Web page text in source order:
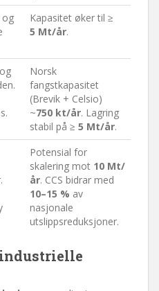
og
Kapasitet øker til ≥
5 Mt/år.
Norsk
fangstkapasitet
(Brevik + Celsio)
~750 kt/år. Lagring
stabil på ≥ 5 Mt/år.
Potensial for
skalering mot 10 Mt/
år. CCS bidrar med
10–15 % av
nasjonale
utslippsreduksjoner.